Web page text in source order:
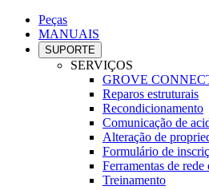
Peças
MANUAIS
SUPORTE
SERVIÇOS
GROVE
Reparos estruturais
Recondicionamento
Comunicação de
Alteração de
Formulário de
Ferramentas de rede
Treinamento